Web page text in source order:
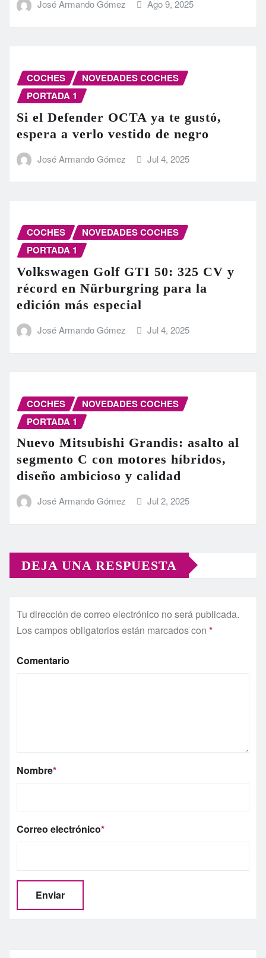
José Armando Gómez Ago 9, 2025
COCHES
NOVEDADES COCHES
PORTADA 1
Si el Defender OCTA ya te gustó,
espera a verlo vestido de negro
José Armando Gómez Jul 4, 2025
COCHES
NOVEDADES COCHES
PORTADA 1
Volkswagen Golf GTI 50: 325 CV y
récord en Nürburgring para la
edición más especial
José Armando Gómez Jul 4, 2025
COCHES
NOVEDADES COCHES
PORTADA 1
Nuevo Mitsubishi Grandis: asalto al
segmento C con motores híbridos,
diseño ambicioso y calidad
José Armando Gómez Jul 2, 2025
DEJA UNA RESPUESTA
Tu dirección de correo electrónico no será publicada.
Los campos obligatorios están marcados con *
Comentario
Nombre*
Correo electrónico*